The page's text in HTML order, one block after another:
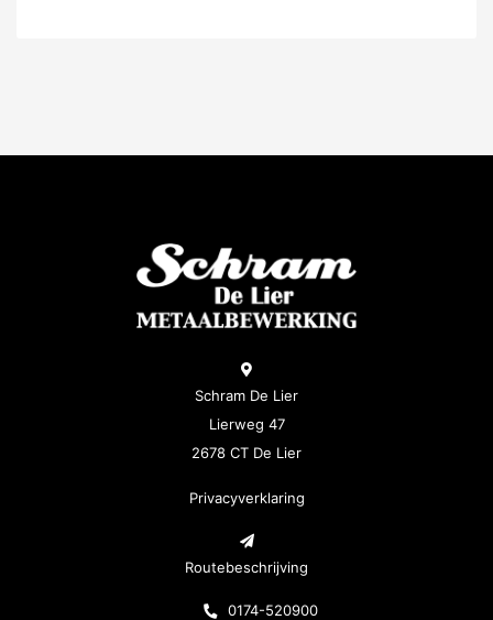
Schram De Lier
Lierweg 47
2678 CT De Lier
Privacyverklaring
Routebeschrijving
0174-520900